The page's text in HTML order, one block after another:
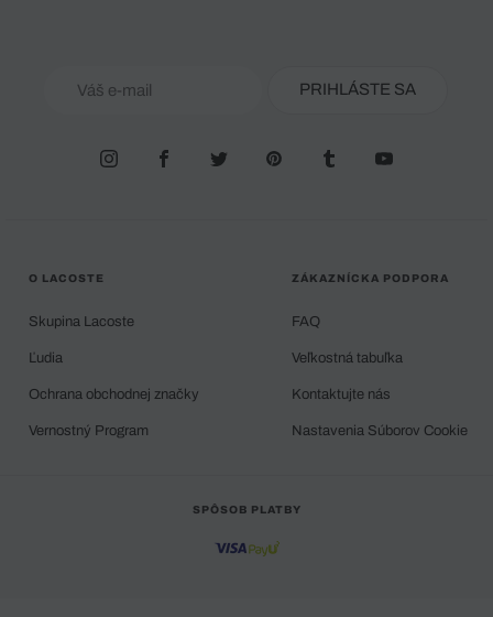
PRIHLÁSTE SA
O LACOSTE
Skupina Lacoste
Ľudia
Ochrana obchodnej značky
Vernostný Program
ZÁKAZNÍCKA PODPORA
FAQ
Veľkostná tabuľka
Kontaktujte nás
Nastavenia Súborov Cookie
SPÔSOB PLATBY